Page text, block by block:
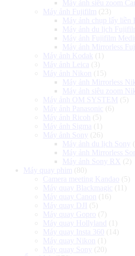
Máy ảnh siêu zoom
Máy ảnh Fujifilm (23)
Máy ảnh chụp lấy liền
Máy ảnh du lịch
Máy ảnh Fujifilm
Máy ảnh Mirrorless
Máy ảnh Kodak (1)
Máy ảnh Leica (3)
Máy ảnh Nikon
(15)
Máy ảnh Mirrorless
Máy ảnh siêu zoom
Máy ảnh OM SYSTEM (5)
Máy ảnh Panasonic (6)
Máy ảnh Ricoh
(5)
Máy ảnh Sigma (1)
Máy ảnh Sony (26)
Máy ảnh du lịch Sony
Máy ảnh Mirrorless
Máy ảnh Sony RX (2)
Máy quay phim (80)
Camera meeting Kandao (5)
Máy quay Blackmagic (11)
Máy quay Canon
(16)
Máy quay DJI (5)
Máy quay Gopro (7)
Máy quay Hollyland
(1)
Máy quay Insta 360 (14)
Máy quay Nikon
(1)
Máy quay Sony (20)